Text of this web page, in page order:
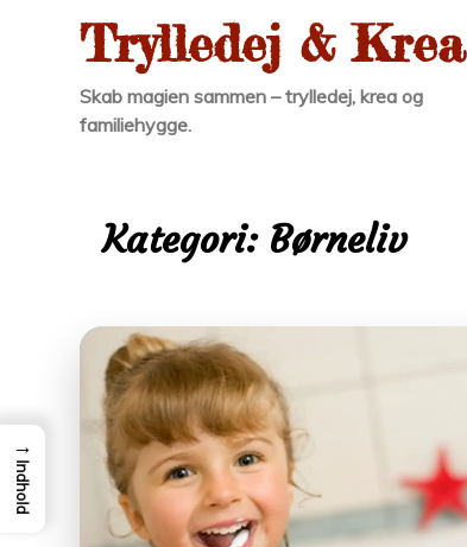
Trylledej & Krea
Skab magien sammen – trylledej, krea og
familiehygge.
Kategori: Børneliv
→
Indhold